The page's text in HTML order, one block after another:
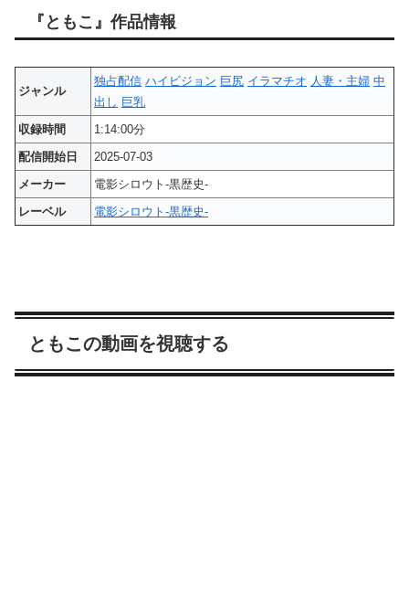
『ともこ』作品情報
ジャンル
独占配信 ハイビジョン 巨尻 イラマチオ 人妻・主婦 中
出し 巨乳
収録時間
1:14:00分
配信開始日
2025-07-03
メーカー
電影シロウト-黒歴史-
レーベル
電影シロウト-黒歴史-
ともこの動画を視聴する